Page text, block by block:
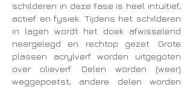
schilderen in deze fase is heel intuïtief,
actief en fysiek. Tijdens het schilderen
in lagen wordt het doek afwisselend
neergelegd en rechtop gezet. Grote
plassen acrylverf worden uitgegoten
over olieverf. Delen worden (weer)
weggepoetst, andere delen worden